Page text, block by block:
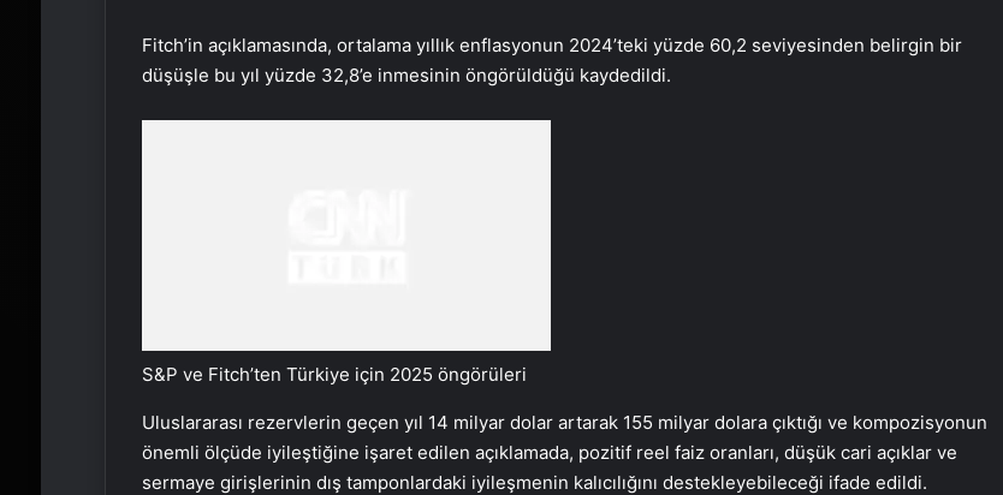
Fitch’in açıklamasında, ortalama yıllık enflasyonun 2024’teki yüzde 60,2 seviyesinden belirgin bir
düşüşle bu yıl yüzde 32,8’e inmesinin öngörüldüğü kaydedildi.
S&P ve Fitch’ten Türkiye için 2025 öngörüleri
Uluslararası rezervlerin geçen yıl 14 milyar dolar artarak 155 milyar dolara çıktığı ve kompozisyonun
önemli ölçüde iyileştiğine işaret edilen açıklamada, pozitif reel faiz oranları, düşük cari açıklar ve
sermaye girişlerinin dış tamponlardaki iyileşmenin kalıcılığını destekleyebileceği ifade edildi.